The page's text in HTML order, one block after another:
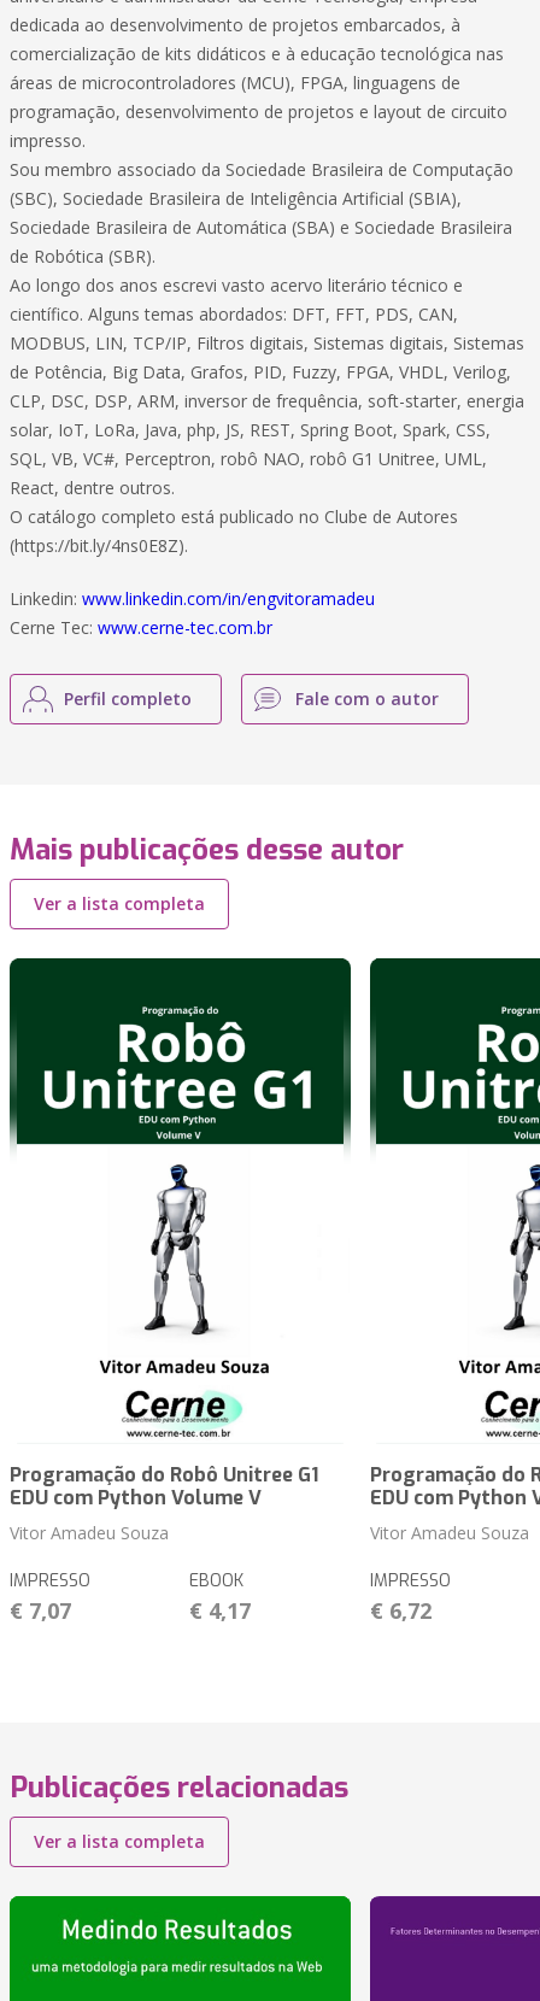
dedicada ao desenvolvimento de projetos embarcados, à
comercialização de kits didáticos e à educação tecnológica nas
áreas de microcontroladores (MCU), FPGA, linguagens de
programação, desenvolvimento de projetos e layout de circuito
impresso.
Sou membro associado da Sociedade Brasileira de Computação
(SBC), Sociedade Brasileira de Inteligência Artificial (SBIA),
Sociedade Brasileira de Automática (SBA) e Sociedade Brasileira
de Robótica (SBR).
Ao longo dos anos escrevi vasto acervo literário técnico e
científico. Alguns temas abordados: DFT, FFT, PDS, CAN,
MODBUS, LIN, TCP/IP, Filtros digitais, Sistemas digitais, Sistemas
de Potência, Big Data, Grafos, PID, Fuzzy, FPGA, VHDL, Verilog,
CLP, DSC, DSP, ARM, inversor de frequência, soft-starter, energia
solar, IoT, LoRa, Java, php, JS, REST, Spring Boot, Spark, CSS,
SQL, VB, VC#, Perceptron, robô NAO, robô G1 Unitree, UML,
React, dentre outros.
O catálogo completo está publicado no Clube de Autores
(https://bit.ly/4ns0E8Z).
Linkedin: www.linkedin.com/in/engvitoramadeu
Cerne Tec: www.cerne-tec.com.br
Perfil completo Fale com o autor
Mais publicações desse autor
Ver a lista completa
Programação do Robô Unitree G1
EDU com Python Volume V
Vitor Amadeu Souza
IMPRESSO
€ 7,07
EBOOK
€ 4,17
Programação do
EDU com Python
Vitor Amadeu Souza
IMPRESSO
€ 6,72
Publicações relacionadas
Ver a lista completa